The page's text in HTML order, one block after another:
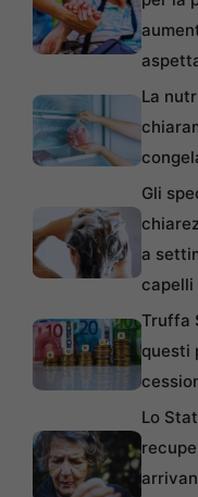
La
Gli
a
capelli
Truffa
questi
Lo